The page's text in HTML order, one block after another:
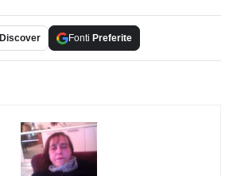
Discover Fonti Preferite